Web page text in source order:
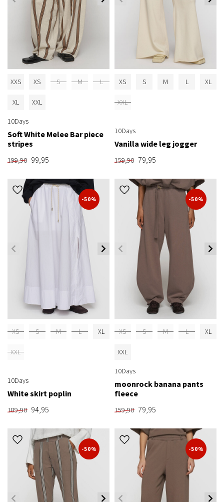
XXS XS S M L
XL XXL
10Days
Soft White Melee Bar piece
stripes
199,90 99,95
XS S M L XL
XXL
10Days
Vanilla wide leg jogger
159,90 79,95
-50%
XS S M L XL
XXL
10Days
White skirt poplin
189,90 94,95
-50%
XS S M L XL
XXL
10Days
moonrock banana pants
fleece
159,90 79,95
-50% -50%